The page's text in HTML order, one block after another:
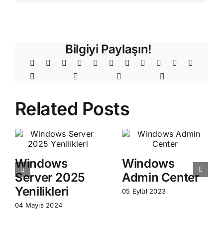
Bilgiyi Paylaşın!
Related Posts
Windows
Server 2025
Yenilikleri
04 Mayıs 2024
Windows
Admin Center
05 Eylül 2023